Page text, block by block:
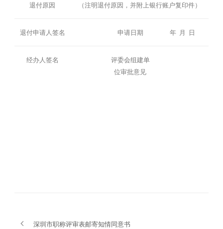
退付原因 （注明退付原因，并附上银行账户复印件）
退付申请人签名 申请日期 年 月 日
经办人签名
评委会组建单
位审批意见
深圳市职称评审表邮寄知情同意书